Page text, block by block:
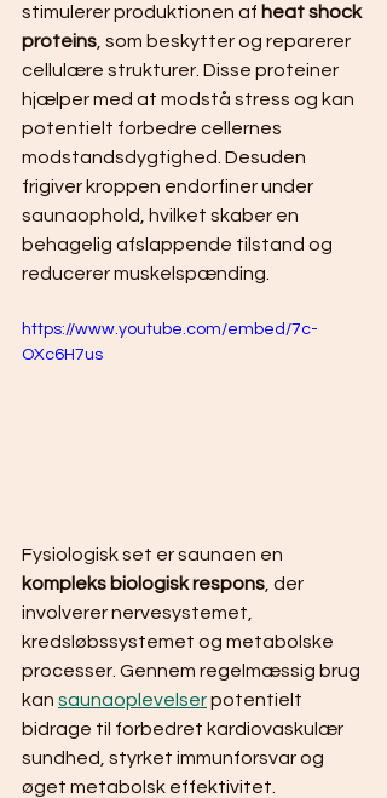
stimulerer produktionen af heat shock
proteins , som beskytter og reparerer
cellulære strukturer. Disse proteiner
hjælper med at modstå stress og kan
potentielt forbedre cellernes
modstandsdygtighed. Desuden
frigiver kroppen endorfiner under
saunaophold, hvilket skaber en
behagelig afslappende tilstand og
reducerer muskelspænding.
https://www.youtube.com/embed/7c-
OXc6H7us
Fysiologisk set er saunaen en
kompleks biologisk respons , der
involverer nervesystemet,
kredsløbssystemet og metabolske
processer. Gennem regelmæssig brug
kan saunaoplevelser potentielt
bidrage til forbedret kardiovaskulær
sundhed, styrket immunforsvar og
øget metabolsk effektivitet.